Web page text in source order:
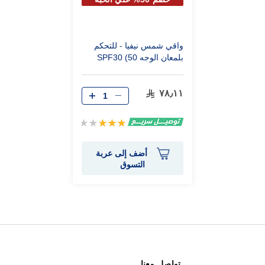
واقي شمس نيفيا - للتحكم
بلمعان الوجه SPF30 (50
٧٨٫١١
تقييم:
أضف إلى عربة
التسوق